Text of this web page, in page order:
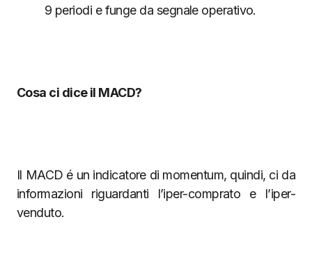
9 periodi e funge da segnale operativo.
Cosa ci dice il MACD?
Il MACD é un indicatore di momentum, quindi, ci da
informazioni riguardanti l’iper-comprato e l’iper-
venduto.